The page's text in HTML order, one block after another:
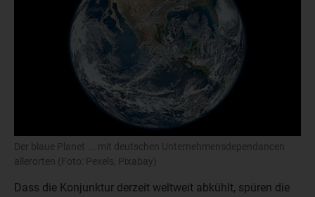
Der blaue Planet ... mit deutschen Unternehmensdependancen
allerorten (Foto: Pexels, Pixabay)
Dass die Konjunktur derzeit weltweit abkühlt, spüren die